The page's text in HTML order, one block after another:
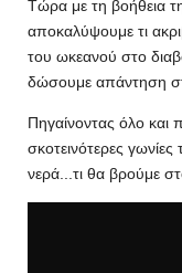
Τώρα με τη βοήθεια
αποκαλύψουμε τι
του ωκεανού στο
δώσουμε απάντηση
Πηγαίνοντας όλο και
σκοτεινότερες
νερά...τι θα βρούμε